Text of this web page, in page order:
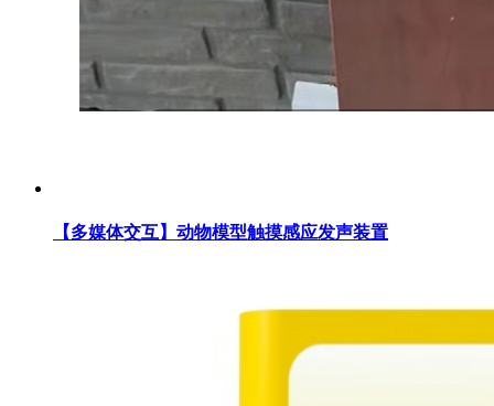
【多媒体交互】动物模型触摸感应发声装置